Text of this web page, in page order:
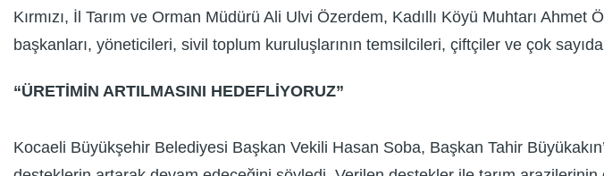
Kırmızı, İl Tarım ve Orman Müdürü Ali Ulvi Özerdem, Kadıllı Köyü Muhtarı
başkanları, yöneticileri, sivil toplum kuruluşlarının temsilcileri, çiftçiler ve çok
“ÜRETİMİN ARTILMASINI HEDEFLİYORUZ”
Kocaeli Büyükşehir Belediyesi Başkan Vekili Hasan Soba, Başkan Tahir